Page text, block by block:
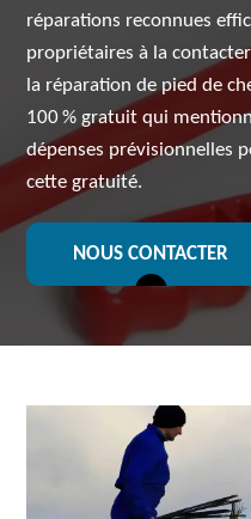
réparations reconnues
propriétaires à la
la réparation de pied de
100 % gratuit qui
dépenses prévisionnelles
cette gratuité.
NOUS CONTACTER